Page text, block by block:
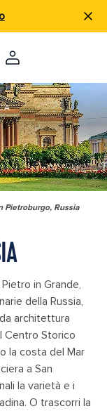
Pietroburgo, Russia
in Grande,
della Russia,
architettura
Centro Storico
la costa del Mar
a San
la varietà e i
O trascorri la